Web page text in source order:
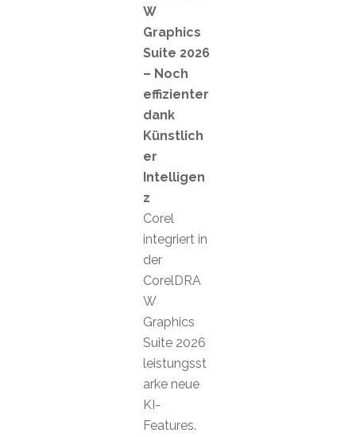
W
Graphics
Suite 2026
– Noch
effizienter
dank
Künstlich
er
Intelligen
z
Corel
integriert in
der
CorelDRA
W
Graphics
Suite 2026
leistungsst
arke neue
KI-
Features.